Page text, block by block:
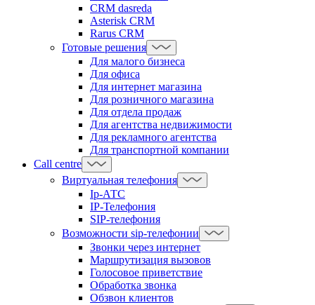
CRM dasreda
Asterisk CRM
Rarus CRM
Готовые решения
Для малого бизнеса
Для офиса
Для интернет магазина
Для розничного магазина
Для отдела продаж
Для агентства недвижимости
Для рекламного агентства
Для транспортной компании
Call centre
Виртуальная телефония
Ip-АТС
IP-Телефония
SIP-телефония
Возможности sip-телефонии
Звонки через интернет
Маршрутизация вызовов
Голосовое приветствие
Обработка звонка
Обзвон клиентов